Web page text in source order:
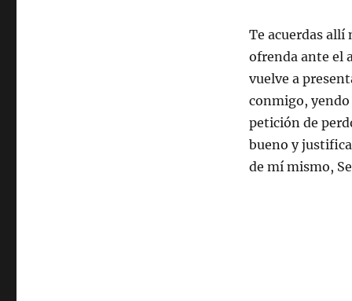
Te acuerdas
ofrenda ante el
vuelve a
conmigo,
petición de
bueno y
de mí mismo,